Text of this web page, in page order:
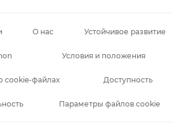
О нас Устойчивое развитие
Условия и положения
cookie-файлах Доступность
Параметры файлов cookie